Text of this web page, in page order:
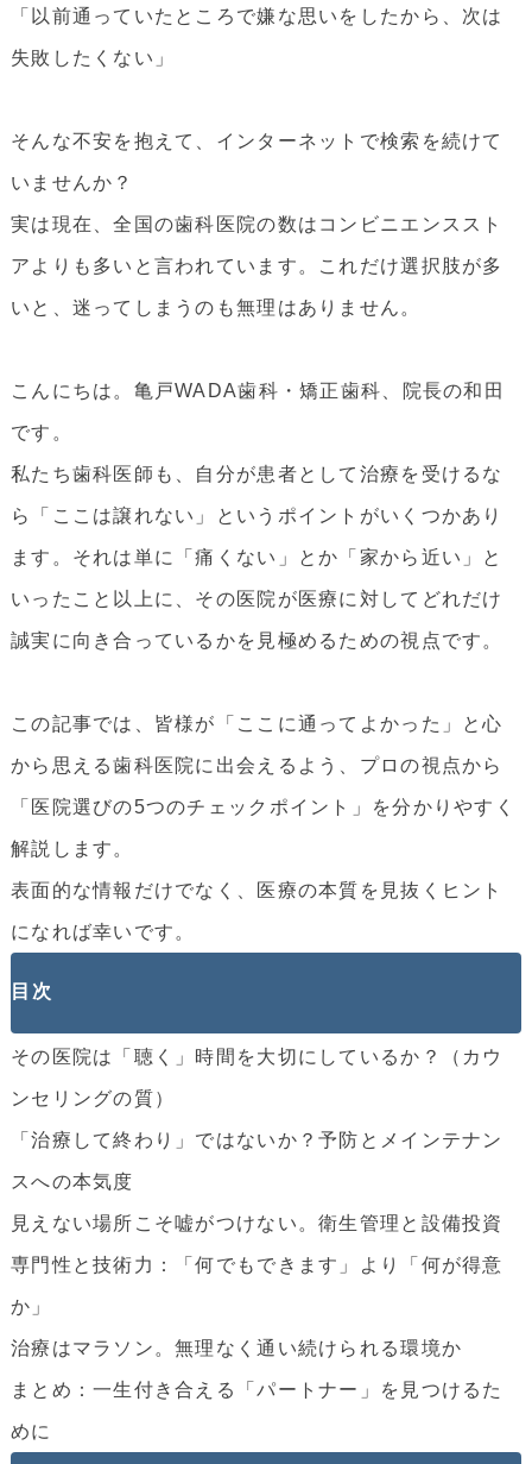
「以前通っていたところで嫌な思いをしたから、次は
失敗したくない」
そんな不安を抱えて、インターネットで検索を続けて
いませんか？
実は現在、全国の歯科医院の数はコンビニエンススト
アよりも多いと言われています。これだけ選択肢が多
いと、迷ってしまうのも無理はありません。
こんにちは。亀戸WADA歯科・矯正歯科、院長の和田
です。
私たち歯科医師も、自分が患者として治療を受けるな
ら「ここは譲れない」というポイントがいくつかあり
ます。それは単に「痛くない」とか「家から近い」と
いったこと以上に、その医院が医療に対してどれだけ
誠実に向き合っているかを見極めるための視点です。
この記事では、皆様が「ここに通ってよかった」と心
から思える歯科医院に出会えるよう、プロの視点から
「医院選びの5つのチェックポイント」を分かりやすく
解説します。
表面的な情報だけでなく、医療の本質を見抜くヒント
になれば幸いです。
目次
その医院は「聴く」時間を大切にしているか？（カウ
ンセリングの質）
「治療して終わり」ではないか？予防とメインテナン
スへの本気度
見えない場所こそ嘘がつけない。衛生管理と設備投資
専門性と技術力：「何でもできます」より「何が得意
か」
治療はマラソン。無理なく通い続けられる環境か
まとめ：一生付き合える「パートナー」を見つけるた
めに